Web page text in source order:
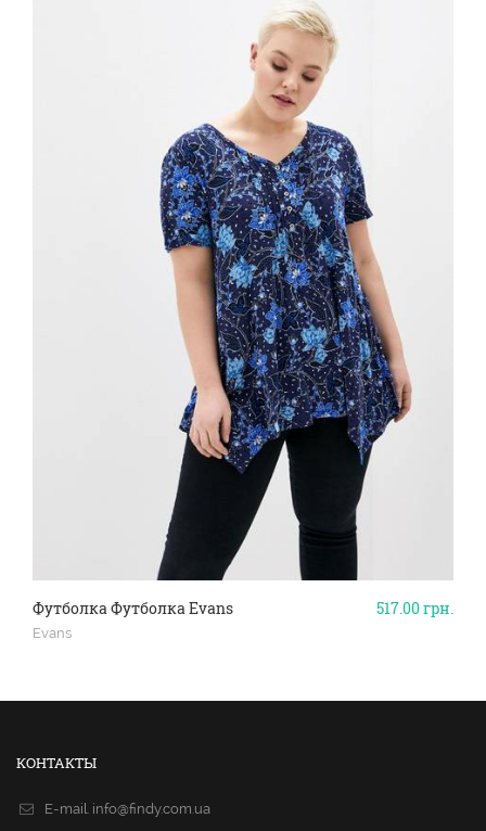
517.00грн.
Футболка Футболка Evans
Evans
КОНТАКТЫ
E-mail. info@findy.com.ua